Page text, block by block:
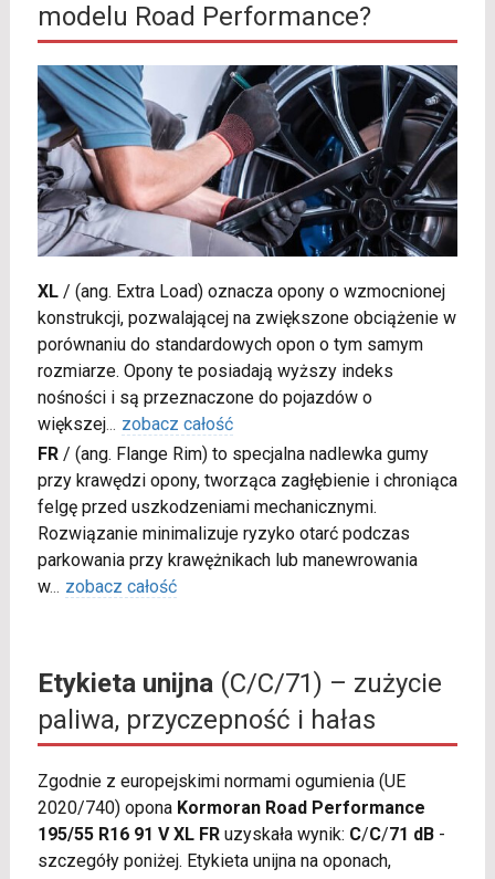
modelu Road Performance?
XL/ (ang. Extra Load) oznacza opony o wzmocnionej
konstrukcji, pozwalającej na zwiększone obciążenie w
porównaniu do standardowych opon o tym samym
rozmiarze. Opony te posiadają wyższy indeks
nośności i są przeznaczone do pojazdów o
większej... zobacz całość
FR/ (ang. Flange Rim) to specjalna nadlewka gumy
przy krawędzi opony, tworząca zagłębienie i chroniąca
felgę przed uszkodzeniami mechanicznymi.
Rozwiązanie minimalizuje ryzyko otarć podczas
parkowania przy krawężnikach lub manewrowania
w... zobacz całość
Etykieta unijna(C/C/71) – zużycie
paliwa, przyczepność i hałas
Zgodnie z europejskimi normami ogumienia (UE
2020/740) opona Kormoran Road Performance
195/55 R16 91 V XL FRuzyskała wynik: C/C/71 dB-
szczegóły poniżej. Etykieta unijna na oponach,